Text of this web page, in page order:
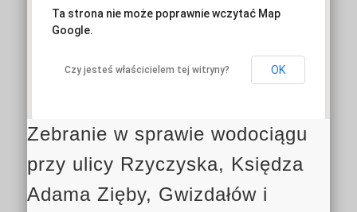
Ta strona nie może poprawnie wczytać Map
Google.
Czy jesteś właścicielem tej witryny? OK
Zebranie w sprawie wodociągu
przy ulicy Rzyczyska, Księdza
Adama Zięby, Gwizdałów i